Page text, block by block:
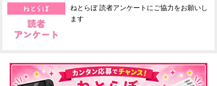
ねとらぼ 読者アンケートにご協力をお願いし
ます